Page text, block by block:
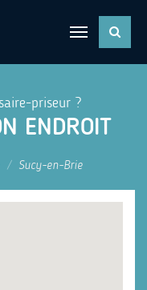
priseur ?
ENDROIT
Sucy-en-Brie